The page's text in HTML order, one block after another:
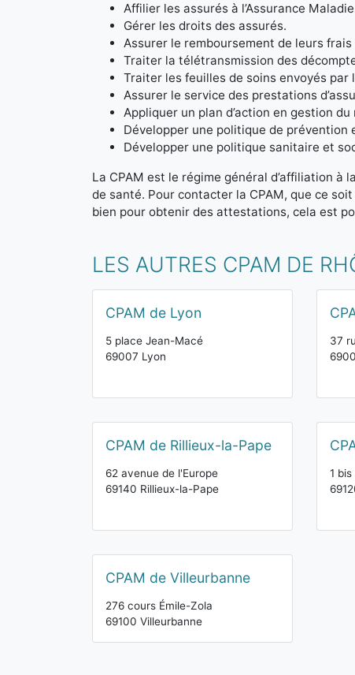
Affilier les assurés à l’Assurance
Gérer les droits des assurés.
Assurer le remboursement de leurs
Traiter la télétransmission des
Traiter les feuilles de soins envoyés par
Assurer le service des prestations
Appliquer un plan d’action en gestion
Développer une politique de prévention
Développer une politique sanitaire et
La CPAM est le régime général d’affiliation à
de santé. Pour contacter la CPAM, que ce
bien pour obtenir des attestations, cela est
LES AUTRES CPAM DE
CPAM de Lyon
5 place Jean-Macé
69007 Lyon
37
CPAM de Rillieux-la-Pape
62 avenue de l'Europe
69140 Rillieux-la-Pape
1
CPAM de Villeurbanne
276 cours Émile-Zola
69100 Villeurbanne